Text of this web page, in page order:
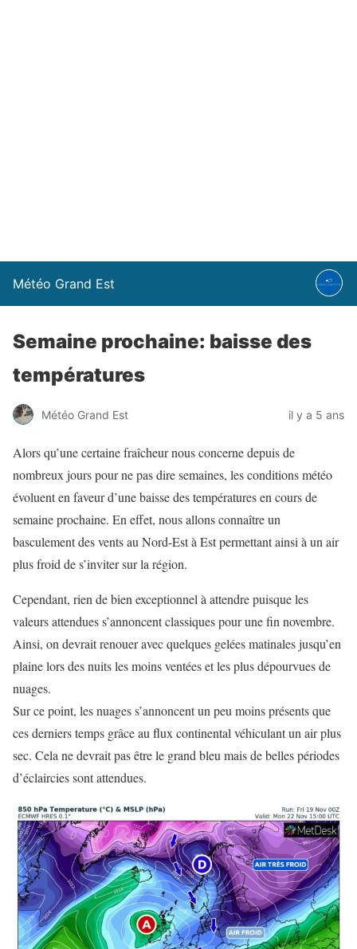
Météo Grand Est
Semaine prochaine: baisse des
températures
Météo Grand Est il y a 5 ans
Alors qu’une certaine fraîcheur nous concerne depuis de
nombreux jours pour ne pas dire semaines, les conditions météo
évoluent en faveur d’une baisse des températures en cours de
semaine prochaine. En effet, nous allons connaître un
basculement des vents au Nord-Est à Est permettant ainsi à un air
plus froid de s’inviter sur la région.
Cependant, rien de bien exceptionnel à attendre puisque les
valeurs attendues s’annoncent classiques pour une fin novembre.
Ainsi, on devrait renouer avec quelques gelées matinales jusqu’en
plaine lors des nuits les moins ventées et les plus dépourvues de
nuages.
Sur ce point, les nuages s’annoncent un peu moins présents que
ces derniers temps grâce au flux continental véhiculant un air plus
sec. Cela ne devrait pas être le grand bleu mais de belles périodes
d’éclaircies sont attendues.